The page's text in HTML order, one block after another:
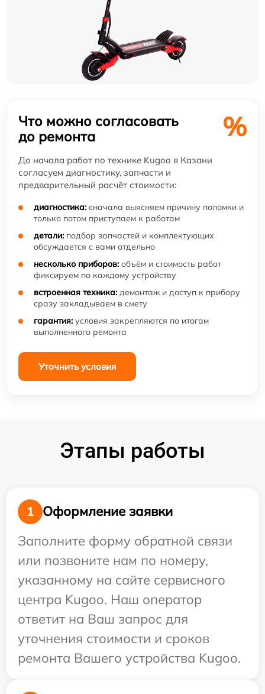
Что можно согласовать
до ремонта
%
До начала работ по технике Kugoo в Казани
согласуем диагностику, запчасти и
предварительный расчёт стоимости:
диагностика: сначала выясняем причину поломки и
только потом приступаем к работам
детали: подбор запчастей и комплектующих
обсуждается с вами отдельно
несколько приборов: объём и стоимость работ
фиксируем по каждому устройству
встроенная техника: демонтаж и доступ к прибору
сразу закладываем в смету
гарантия: условия закрепляются по итогам
выполненного ремонта
Уточнить условия
Этапы работы
1
Оформление заявки
Заполните форму обратной связи
или позвоните нам по номеру,
указанному на сайте сервисного
центра Kugoo. Наш оператор
ответит на Ваш запрос для
уточнения стоимости и сроков
ремонта Вашего устройства Kugoo.